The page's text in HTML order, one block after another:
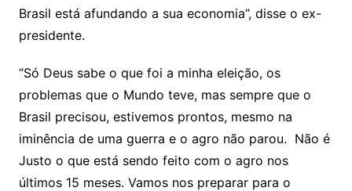
Brasil está afundando a sua economia”, disse o ex-
presidente.
“Só Deus sabe o que foi a minha eleição, os
problemas que o Mundo teve, mas sempre que o
Brasil precisou, estivemos prontos, mesmo na
iminência de uma guerra e o agro não parou. Não é
Justo o que está sendo feito com o agro nos
últimos 15 meses. Vamos nos preparar para o